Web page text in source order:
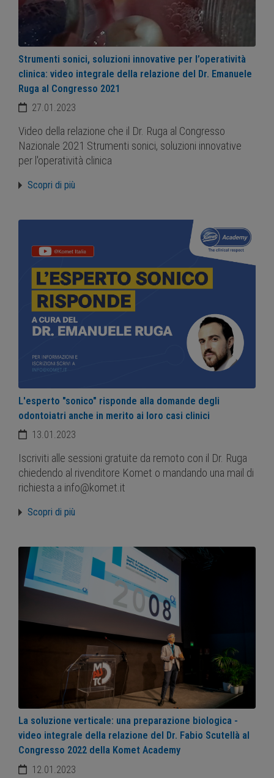
Strumenti sonici, soluzioni innovative per l’operatività
clinica: video integrale della relazione del Dr. Emanuele
Ruga al Congresso 2021
27.01.2023
Video della relazione che il Dr. Ruga al Congresso
Nazionale 2021 Strumenti sonici, soluzioni innovative
per l'operatività clinica
Scopri di più
L'esperto "sonico" risponde alla domande degli
odontoiatri anche in merito ai loro casi clinici
13.01.2023
Iscriviti alle sessioni gratuite da remoto con il Dr. Ruga
chiedendo al rivenditore Komet o mandando una mail di
richiesta a info@komet.it
Scopri di più
La soluzione verticale: una preparazione biologica -
video integrale della relazione del Dr. Fabio Scutellà al
Congresso 2022 della Komet Academy
12.01.2023